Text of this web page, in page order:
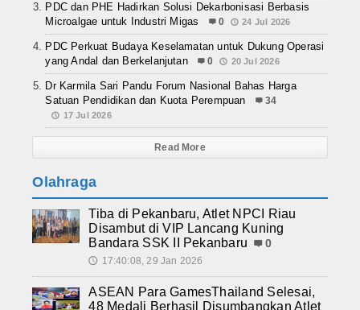
PDC dan PHE Hadirkan Solusi Dekarbonisasi Berbasis
Microalgae untuk Industri Migas
0 24 Jul 2026
PDC Perkuat Budaya Keselamatan untuk Dukung Operasi
yang Andal dan Berkelanjutan
0 20 Jul 2026
Dr Karmila Sari Pandu Forum Nasional Bahas Harga
Satuan Pendidikan dan Kuota Perempuan
34
17 Jul 2026
Read More
Olahraga
Tiba di Pekanbaru, Atlet NPCI Riau
Disambut di VIP Lancang Kuning
Bandara SSK II Pekanbaru
0
🕔 17:40:08, 29 Jan 2026
ASEAN Para GamesThailand Selesai,
48 Medali Berhasil Disumbangkan Atlet